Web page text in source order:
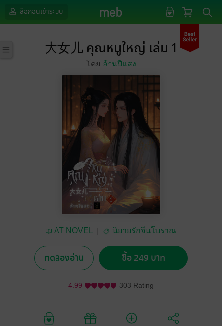
ล็อกอินเข้าระบบ
大女儿 คุณหนูใหญ่ เล่ม 1
โดย ล้านปีแสง
AT NOVEL นิยายรักจีนโบราณ
ทดลองอ่าน ซื้อ 249 บาท
4.99 303 Rating